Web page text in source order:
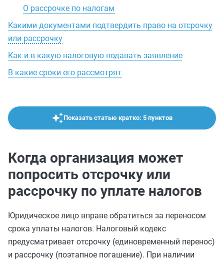
О рассрочке по налогам
Какими документами подтвердить право на отсрочку
или рассрочку
Как и в какую налоговую подавать заявление
В какие сроки его рассмотрят
Показать статью кратко: 5 пунктов
Когда организация может
попросить отсрочку или
рассрочку по уплате налогов
Юридическое лицо вправе обратиться за переносом
срока уплаты налогов. Налоговый кодекс
предусматривает отсрочку (единовременный перенос)
и рассрочку (поэтапное погашение). При наличии